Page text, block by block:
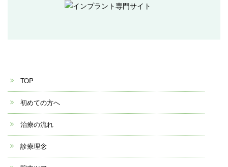
TOP
初めての方へ
治療の流れ
診療理念